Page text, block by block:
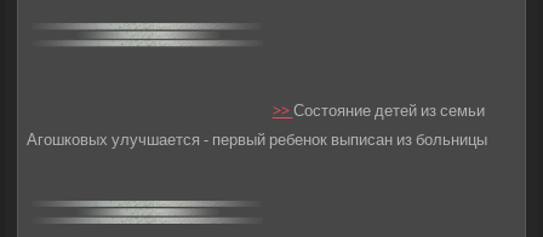
>>Состояние детей из семьи
Агошковых улучшается - первый ребенок выписан из больницы